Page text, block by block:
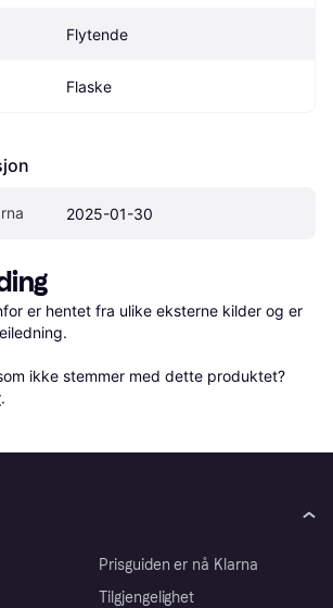
Flytende
Flaske
2025-01-30
er hentet fra ulike eksterne kilder og er
ikke stemmer med dette produktet?
.
Prisguiden er nå Klarna
Tilgjengelighet